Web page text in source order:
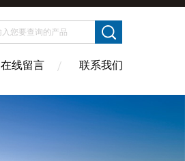
在线留言 联系我们